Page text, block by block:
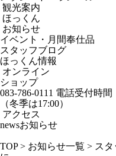
観光案内
ほっくん
お知らせ
イベント・月間奉仕品
スタッフブログ
ほっくん情報
オンライン
ショップ
083-786-0111 電話受付時間
（冬季は17:00）
アクセス
newsお知らせ
TOP> お知らせ一覧 > ス